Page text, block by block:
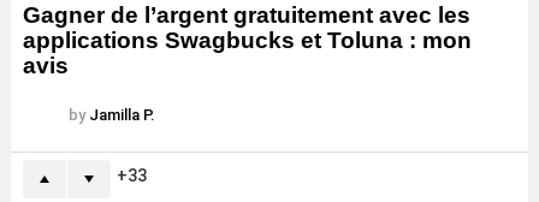
Gagner de l’argent gratuitement avec les
applications Swagbucks et Toluna : mon
avis
by Jamilla P.
33